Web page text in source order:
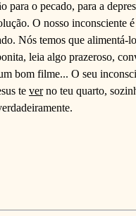
para o pecado, para a
O nosso inconsciente
Nós temos que alimentá-
leia algo prazeroso,
bom filme... O seu
te verno teu quarto,